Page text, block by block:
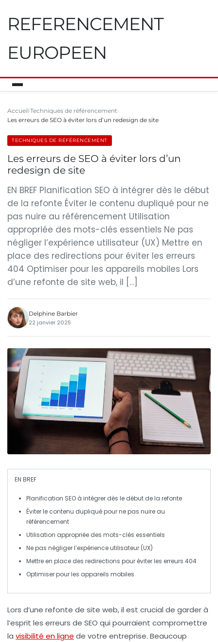
REFERENCEMENT
EUROPEEN
Accueil Techniques de référencement
Les erreurs de SEO à éviter lors d’un redesign de site
TECHNIQUES DE RÉFÉRENCEMENT
Les erreurs de SEO à éviter lors d’un
redesign de site
EN BREF Planification SEO à intégrer dès le début
de la refonte Éviter le contenu dupliqué pour ne
pas nuire au référencement Utilisation
appropriée des mots-clés essentiels Ne pas
négliger l’expérience utilisateur (UX) Mettre en
place des redirections pour éviter les erreurs
404 Optimiser pour les appareils mobiles Lors
d’une refonte de site web, il […]
Delphine Barbier
22 janvier 2025
EN BREF
Planification SEO à intégrer dès le début de la refonte
Éviter le contenu dupliquépour ne pas nuire au
référencement
Utilisation appropriée des mots-clés essentiels
Ne pas négliger l’expérience utilisateur (UX)
Mettre en place des redirections pour éviter les erreurs 404
Optimiser pour les appareils mobiles
Lors d’une refonte de site web, il est crucial de garder à
l’esprit les erreurs de SEO qui pourraient compromettre
la visibilité en ligne de votre entreprise. Beaucoup